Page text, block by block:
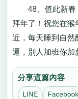
48、值此新春
拜年了！祝您在猴
近，每天睡到自然
運，別人加班你加
分享這篇內容
LINE Facebook